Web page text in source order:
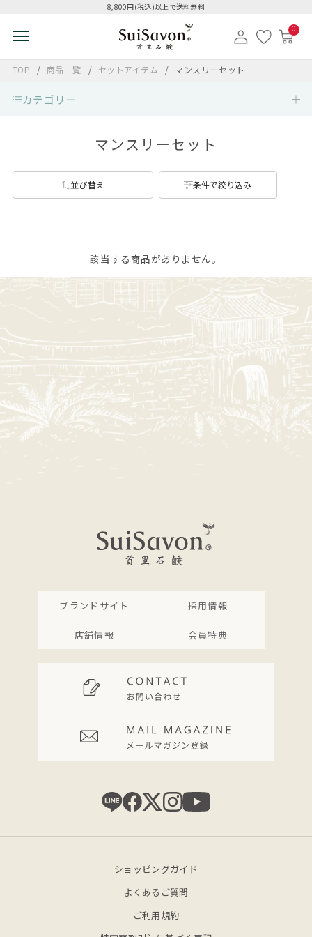
8,800円(税込)以上で送料無料
0
TOP 商品一覧 セットアイテム マンスリーセット
カテゴリー
マンスリーセット
並び替え 条件で絞り込み
該当する商品がありません。
ブランドサイト 採用情報
店舗情報 会員特典
ショッピングガイド
よくあるご質問
ご利用規約